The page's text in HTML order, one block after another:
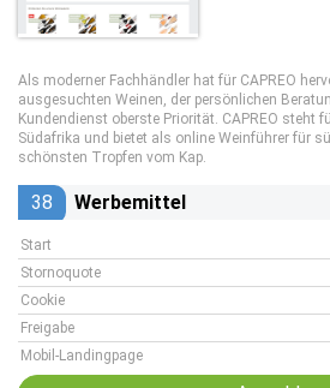
Als moderner Fachhändler hat für CAPREO
ausgesuchten Weinen, der persönlichen
Kundendienst oberste Priorität. CAPREO steht
Südafrika und bietet als online Weinführer für
schönsten Tropfen vom Kap.
38 Werbemittel
Start
Stornoquote
Cookie
Freigabe
Mobil-Landingpage